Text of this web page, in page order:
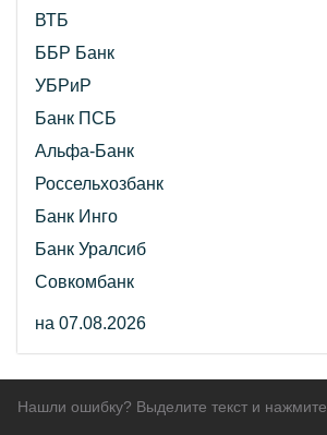
ВТБ
ББР Банк
УБРиР
Банк ПСБ
Альфа-Банк
Россельхозбанк
Банк Инго
Банк Уралсиб
Совкомбанк
на 07.08.2026
Нашли ошибку? Выделите текст и нажмите